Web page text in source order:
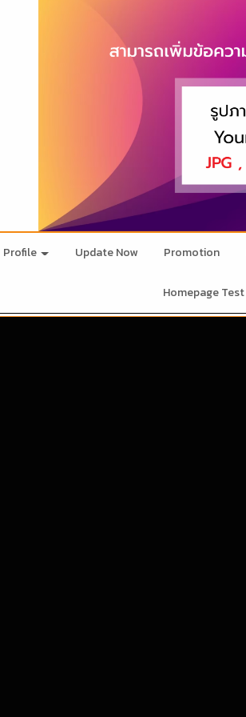
Profile Update Now Promotion
Homepage Test